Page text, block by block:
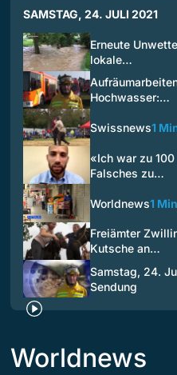
SAMSTAG, 24. JULI 2021
Erneute
lokale…
Hochwasser:…
Swissnews1
«Ich war zu
Falsches zu…
Worldnews1 Min
Freiämter
Kutsche an…
Samstag, 24.
Sendung
Worldnews